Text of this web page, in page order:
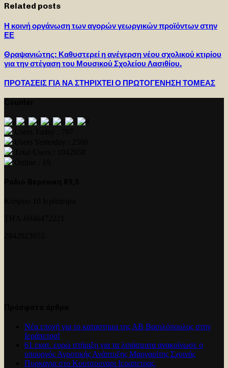
Related posts
Η κοινή οργάνωση των αγορών γεωργικών προϊόντων στην
ΕΕ
Θραψανιώτης: Καθυστερεί η ανέγερση νέου σχολικού κτιρίου
για την στέγαση του Μουσικού Σχολείου Λασιθίου.
ΠΡΟΤΑΣΕΙΣ ΓΙΑ ΝΑ ΣΤΗΡΙΧΤΕΙ Ο ΠΡΩΤΟΓΕΝΗΣΗ ΤΟΜΕΑΣ
Νέα εποχή για το καταστημα της ΑΒ Βασιλόπουλος στην
Ιεράπετρα!
61 εκατ. ευρώ στήριξη για τα λιπάσματα ανακοίνωσε ο
υπουργός Αγροτικής Ανάπτυξης Μαργαρίτης Σχοινάς
Πυρκαγια στο Κουτσουναρι Ιεραπετρας.